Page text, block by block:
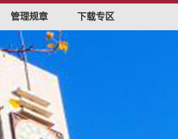
管理规章 下载专区